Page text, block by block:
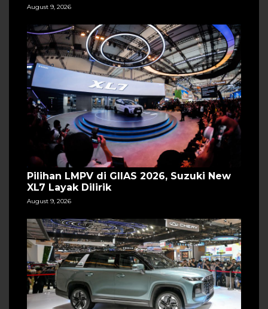
August 9, 2026
Pilihan LMPV di GIIAS 2026, Suzuki New
XL7 Layak Dilirik
August 9, 2026